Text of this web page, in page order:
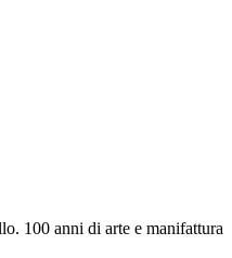
100 anni di arte e manifattura